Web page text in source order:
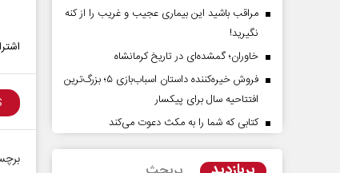
مراقب باشید این بیماری عجیب و غریب را از کنه
نگیرید!
خاوران؛ گمشده‌ای در تاریخ کرمانشاه
فروش خیره‌کننده داستان اسباب‌بازی ۵؛ بزرگ‌ترین
افتتاحیه سال برای پیکسار
کتابی که شما را به مکث دعوت می‌کند
کارشناس ارشد مسائل منطقه
بزرگ
محمدجعفر محمدزاده - نویسنده و